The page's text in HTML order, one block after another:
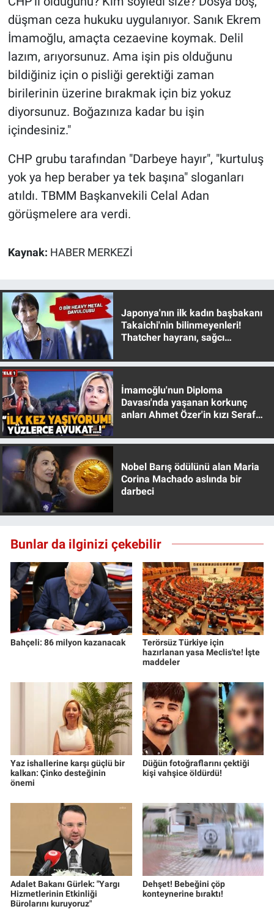
düşman ceza hukuku uygulanıyor. Sanık Ekrem
İmamoğlu, amaçta cezaevine koymak. Delil
lazım, arıyorsunuz. Ama işin pis olduğunu
bildiğiniz için o pisliği gerektiği zaman
birilerinin üzerine bırakmak için biz yokuz
diyorsunuz. Boğazınıza kadar bu işin
içindesiniz."
CHP grubu tarafından "Darbeye hayır", "kurtuluş
yok ya hep beraber ya tek başına" sloganları
atıldı. TBMM Başkanvekili Celal Adan
görüşmelere ara verdi.
Kaynak: HABER MERKEZİ
Japonya'nın ilk kadın başbakanı
Takaichi'nin bilinmeyenleri!
Thatcher hayranı, sağcı
İmamoğlu'nun Diploma
Davası'nda yaşanan korkunç
anları Ahmet Özer'in kızı Seraf
Nobel Barış ödülünü alan Maria
Corina Machado aslında bir
darbeci
Bunlar da ilginizi çekebilir
Bahçeli: 86 milyon kazanacak
Terörsüz Türkiye için
hazırlanan yasa Meclis'te! İşte
maddeler
Yaz ishallerine karşı güçlü bir
kalkan: Çinko desteğinin
önemi
Düğün fotoğraflarını çektiği
kişi vahşice öldürdü!
Adalet Bakanı Gürlek: "Yargı
Hizmetlerinin Etkinliği
Bürolarını kuruyoruz"
Dehşet! Bebeğini çöp
konteynerine bıraktı!